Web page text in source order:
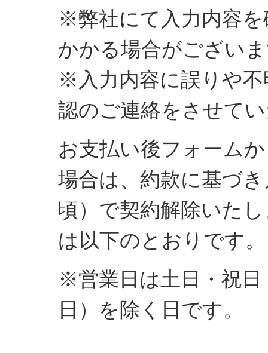
※弊社にて入力内容
かかる場合がござい
※入力内容に誤りや
認のご連絡をさせて
お支払い後フォーム
場合は、約款に基づ
頃）で契約解除いた
は以下のとおりです。
※営業日は土日・祝日
日）を除く日です。